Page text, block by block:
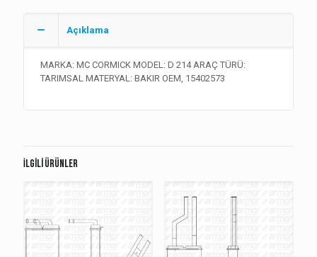
Açıklama
MARKA: MC CORMICK MODEL: D 214 ARAÇ TÜRÜ:
TARIMSAL MATERYAL: BAKIR OEM, 15402573
İlgili ürünler